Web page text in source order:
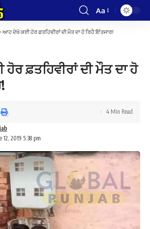
Font
Resizer
Aa
ਆਹ ਦੇਖੋ ਕਈ ਹੋਰ ਫ਼ਤਹਿਵੀਰਾਂ ਦੀ ਮੌਤ ਦਾ ਹੋ ਰਿਹੈ ਇੰਤਜਾਰ!
ਫ਼ਤਹਿਵੀਰਾਂ ਦੀ ਮੌਤ ਦਾ ਹੋ
12, 2019 5:38 pm
4 Min Read